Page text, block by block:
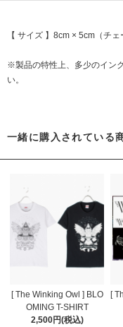
【 サイズ 】8cm × 5cm（チェ
※製品の特性上、多少のイン
い。
一緒に購入されている
[ The Winking Owl ] BLO
OMING T-SHIRT
2,500円(税込)
[